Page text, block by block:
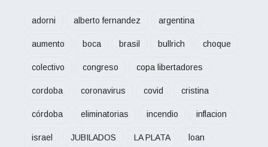
adorni alberto fernandez argentina
aumento boca brasil bullrich choque
colectivo congreso copa libertadores
cordoba coronavirus covid cristina
córdoba eliminatorias incendio inflacion
israel JUBILADOS LA PLATA loan